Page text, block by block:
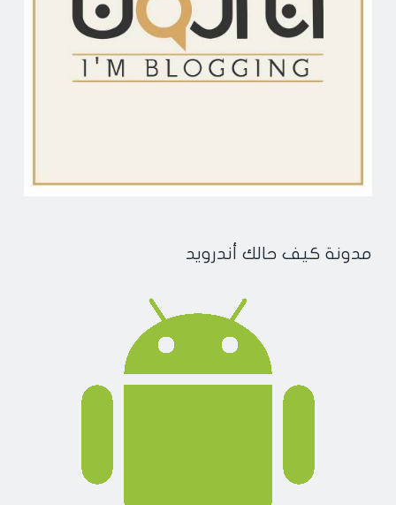
مدونة كيف حالك أندرويد